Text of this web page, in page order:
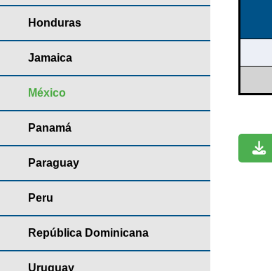
Honduras
Jamaica
México
Panamá
Paraguay
Peru
República Dominicana
Uruguay